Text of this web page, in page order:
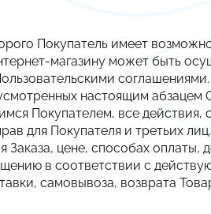
Покупатель имеет
магазину может быть
настоящим абзацем
Покупателем, все действия,
для Покупателя и третьих
цене, способах оплаты,
в соответствии с
самовывоза, возврата